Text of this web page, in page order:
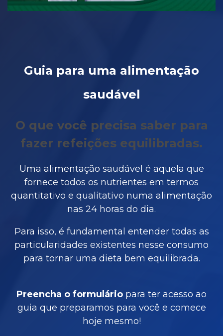
Guia para uma alimentação
saudável
O que você precisa saber para
fazer refeições equilibradas.
Uma alimentação saudável é aquela que
fornece todos os nutrientes em termos
quantitativo e qualitativo numa alimentação
nas 24 horas do dia.
Para isso, é fundamental entender todas as
particularidades existentes nesse consumo
para tornar uma dieta bem equilibrada.
Preencha o formulário para ter acesso ao
guia que preparamos para você e comece
hoje mesmo!